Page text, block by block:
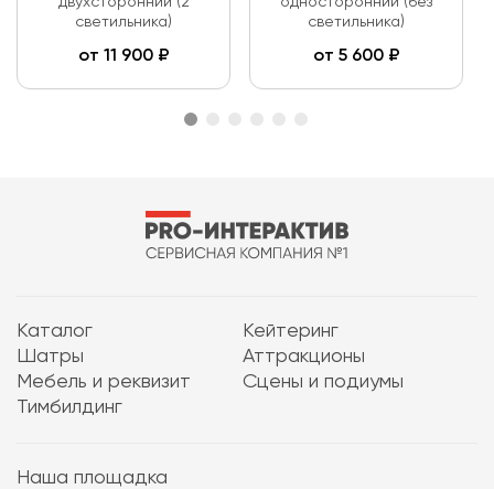
светильника)
от 11 900₽
светильника)
от 5 600₽
Каталог
Кейтеринг
Шатры
Аттракционы
Мебель и реквизит
Сцены и подиумы
Тимбилдинг
Наша площадка